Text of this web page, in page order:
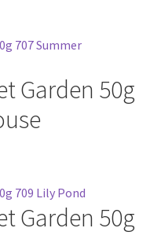
Garden 50g
Garden 50g